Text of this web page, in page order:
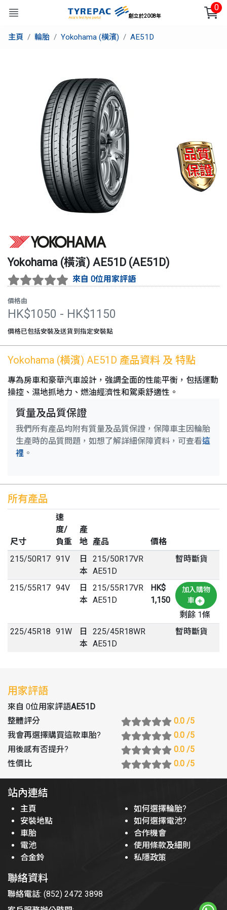
創立於2008年
0
主頁 輪胎 Yokohama (橫濱) AE51D
Yokohama (橫濱) AE51D (AE51D)
來自 0位用家評語
價格由
HK$1050 - HK$1150
價格已包括安裝及送貨到指定安裝點
Yokohama (橫濱) AE51D 產品資料 及 特點
專為房車和豪華汽車設計，強調全面的性能平衡，包括運動
操控、濕地抓地力、燃油經濟性和駕乘舒適性。
質量及品質保證
我們所有產品均附有質量及品質保證，保障車主因輪胎
生產時的品質問題，如想了解詳細保障資料，可查看這
裡 。
所有產品
尺寸
速
度/
負重
產
地 產品
價格
215/50R17 91V
日
本
215/50R17VR
AE51D
暫時斷貨
215/55R17 94V
日
本
215/55R17VR
AE51D
HK$
1,150
加入購物
車
剩餘 1條
225/45R18 91W
日
本
225/45R18WR
AE51D
暫時斷貨
用家評語
來自 0位用家評語AE51D
整體評分
0.0 /5
我會再選擇購買這款車胎? 0.0 /5
用後感有否提升? 0.0 /5
性價比
0.0 /5
站內連結
主頁
安裝地點
車胎
電池
合金鈴
如何選擇輪胎?
如何選擇電池?
合作機會
使用條款及細則
私隱政策
聯絡資料
聯絡電話: (852) 2472 3898